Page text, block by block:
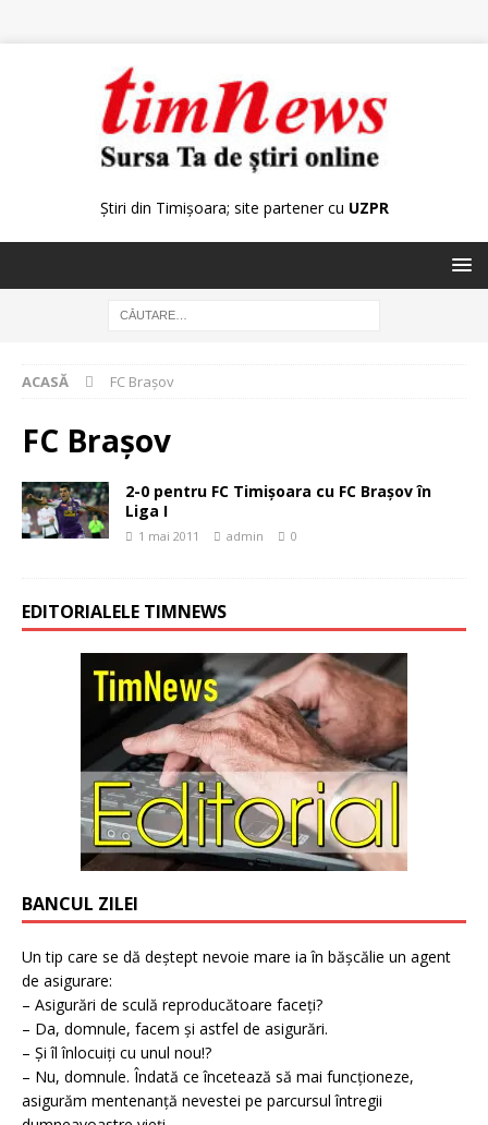
Știri din Timișoara; site partener cu UZPR
ACASĂ FC Brașov
FC Brașov
2-0 pentru FC Timişoara cu FC Braşov în
Liga I
1 mai 2011 admin 0
EDITORIALELE TIMNEWS
BANCUL ZILEI
Un tip care se dă deștept nevoie mare ia în bășcălie un agent
de asigurare:
– Asigurări de sculă reproducătoare faceți?
– Da, domnule, facem și astfel de asigurări.
– Și îl înlocuiți cu unul nou!?
– Nu, domnule. Îndată ce încetează să mai funcționeze,
asigurăm mentenanță nevestei pe parcursul întregii